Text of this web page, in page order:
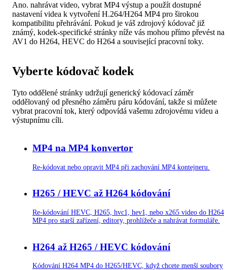
Ano. nahrávat video, vybrat MP4 výstup a použít dostupné
nastavení videa k vytvoření H.264/H264 MP4 pro širokou
kompatibilitu přehrávání. Pokud je váš zdrojový kódovač již
známý, kodek-specifické stránky níže vás mohou přímo převést na
AV1 do H264, HEVC do H264 a související pracovní toky.
Vyberte kódovač kodek
Tyto oddělené stránky udržují generický kódovací záměr
oddělovaný od přesného záměru páru kódování, takže si můžete
vybrat pracovní tok, který odpovídá vašemu zdrojovému videu a
výstupnímu cíli.
MP4 na MP4 konvertor
Re-kódovat nebo opravit MP4 při zachování MP4 kontejneru.
H265 / HEVC až H264 kódování
Re-kódování HEVC, H265, hvc1, hev1, nebo x265 video do H264
MP4 pro starší zařízení, editory, prohlížeče a nahrávat formuláře.
H264 až H265 / HEVC kódování
Kódování H264 MP4 do H265/HEVC, když chcete menší soubory